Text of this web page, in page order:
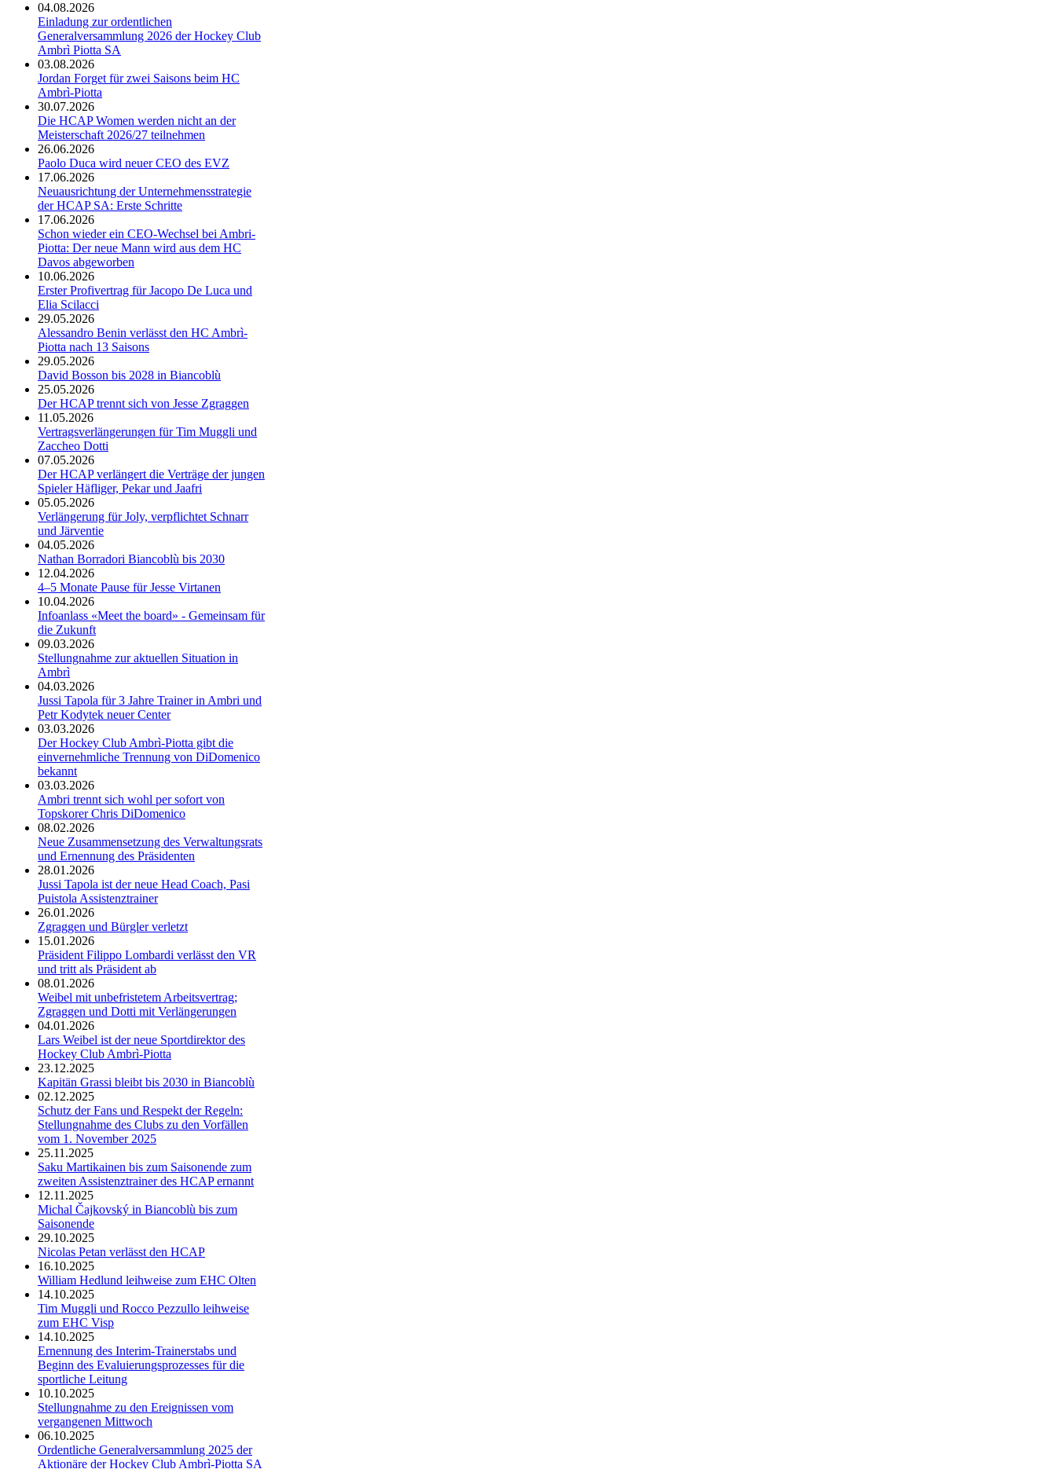
04.08.2026
Einladung zur ordentlichen
Generalversammlung 2026 der Hockey Club
Ambrì Piotta SA
03.08.2026
Jordan Forget für zwei Saisons beim HC
Ambrì-Piotta
30.07.2026
Die HCAP Women werden nicht an der
Meisterschaft 2026/27 teilnehmen
26.06.2026
Paolo Duca wird neuer CEO des EVZ
17.06.2026
Neuausrichtung der Unternehmensstrategie
der HCAP SA: Erste Schritte
17.06.2026
Schon wieder ein CEO-Wechsel bei Ambri-
Piotta: Der neue Mann wird aus dem HC
Davos abgeworben
10.06.2026
Erster Profivertrag für Jacopo De Luca und
Elia Scilacci
29.05.2026
Alessandro Benin verlässt den HC Ambrì-
Piotta nach 13 Saisons
29.05.2026
David Bosson bis 2028 in Biancoblù
25.05.2026
Der HCAP trennt sich von Jesse Zgraggen
11.05.2026
Vertragsverlängerungen für Tim Muggli und
Zaccheo Dotti
07.05.2026
Der HCAP verlängert die Verträge der jungen
Spieler Häfliger, Pekar und Jaafri
05.05.2026
Verlängerung für Joly, verpflichtet Schnarr
und Järventie
04.05.2026
Nathan Borradori Biancoblù bis 2030
12.04.2026
4–5 Monate Pause für Jesse Virtanen
10.04.2026
Infoanlass «Meet the board» - Gemeinsam für
die Zukunft
09.03.2026
Stellungnahme zur aktuellen Situation in
Ambrì
04.03.2026
Jussi Tapola für 3 Jahre Trainer in Ambri und
Petr Kodytek neuer Center
03.03.2026
Der Hockey Club Ambrì-Piotta gibt die
einvernehmliche Trennung von DiDomenico
bekannt
03.03.2026
Ambri trennt sich wohl per sofort von
Topskorer Chris DiDomenico
08.02.2026
Neue Zusammensetzung des Verwaltungsrats
und Ernennung des Präsidenten
28.01.2026
Jussi Tapola ist der neue Head Coach, Pasi
Puistola Assistenztrainer
26.01.2026
Zgraggen und Bürgler verletzt
15.01.2026
Präsident Filippo Lombardi verlässt den VR
und tritt als Präsident ab
08.01.2026
Weibel mit unbefristetem Arbeitsvertrag;
Zgraggen und Dotti mit Verlängerungen
04.01.2026
Lars Weibel ist der neue Sportdirektor des
Hockey Club Ambrì-Piotta
23.12.2025
Kapitän Grassi bleibt bis 2030 in Biancoblù
02.12.2025
Schutz der Fans und Respekt der Regeln:
Stellungnahme des Clubs zu den Vorfällen
vom 1. November 2025
25.11.2025
Saku Martikainen bis zum Saisonende zum
zweiten Assistenztrainer des HCAP ernannt
12.11.2025
Michal Čajkovský in Biancoblù bis zum
Saisonende
29.10.2025
Nicolas Petan verlässt den HCAP
16.10.2025
William Hedlund leihweise zum EHC Olten
14.10.2025
Tim Muggli und Rocco Pezzullo leihweise
zum EHC Visp
14.10.2025
Ernennung des Interim-Trainerstabs und
Beginn des Evaluierungsprozesses für die
sportliche Leitung
10.10.2025
Stellungnahme zu den Ereignissen vom
vergangenen Mittwoch
06.10.2025
Ordentliche Generalversammlung 2025 der
Aktionäre der Hockey Club Ambrì-Piotta SA